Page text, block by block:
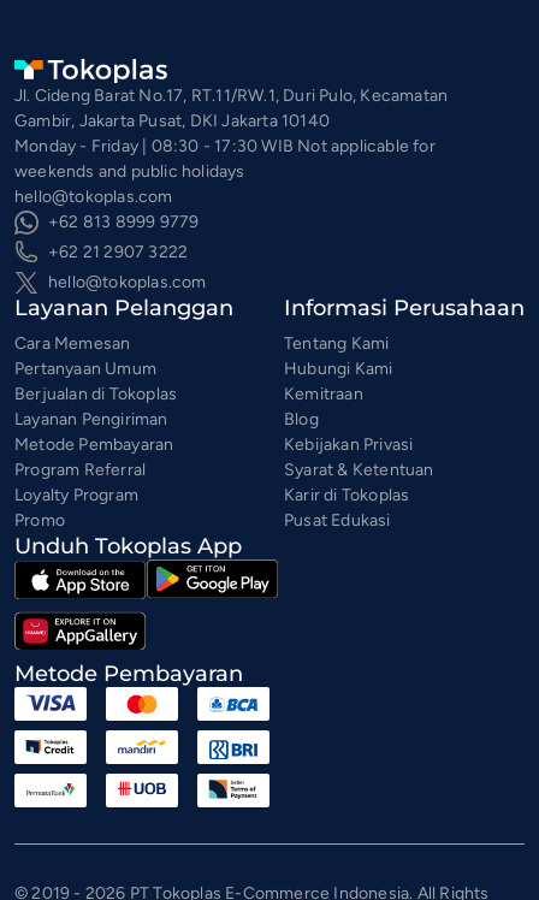
Jl. Cideng Barat No.17, RT.11/RW.1, Duri Pulo, Kecamatan
Gambir, Jakarta Pusat, DKI Jakarta 10140
Monday - Friday | 08:30 - 17:30 WIB Not applicable for
weekends and public holidays
hello@tokoplas.com
+62 813 8999 9779
+62 21 2907 3222
hello@tokoplas.com
Layanan Pelanggan
Cara Memesan
Pertanyaan Umum
Berjualan di Tokoplas
Layanan Pengiriman
Metode Pembayaran
Program Referral
Loyalty Program
Promo
Informasi Perusahaan
Tentang Kami
Hubungi Kami
Kemitraan
Blog
Kebijakan Privasi
Syarat & Ketentuan
Karir di Tokoplas
Pusat Edukasi
Unduh Tokoplas App
Metode Pembayaran
© 2019 - 2026 PT Tokoplas E-Commerce Indonesia. All Rights